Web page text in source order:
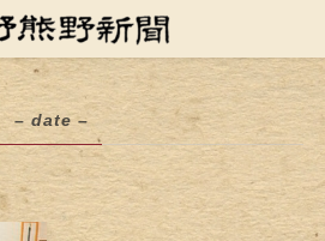
– date –